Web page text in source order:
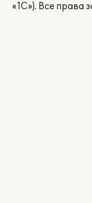
«1С»). Все права